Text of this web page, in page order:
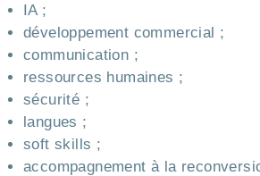
IA ;
développement commercial ;
communication ;
ressources humaines ;
sécurité ;
langues ;
soft skills ;
accompagnement à la